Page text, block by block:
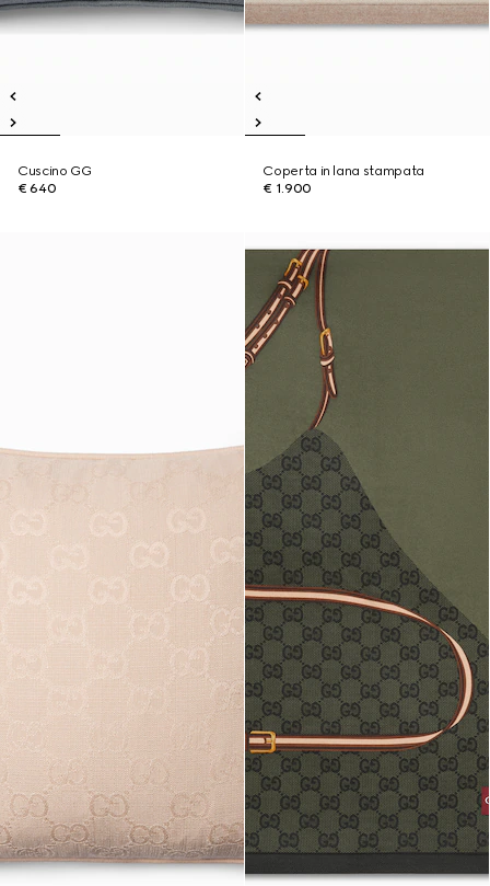
Cuscino GG
€ 640
Coperta in lana stampata
€ 1.900